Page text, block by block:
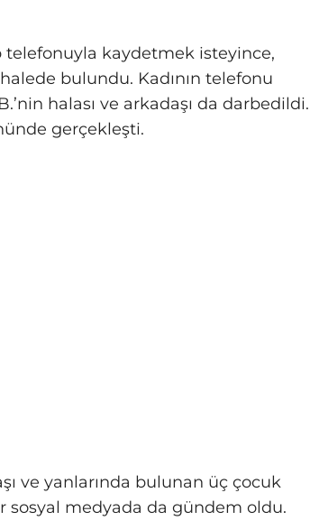
telefonuyla kaydetmek isteyince,
bulundu. Kadının telefonu
halası ve arkadaşı da darbedildi.
gerçekleşti.
ve yanlarında bulunan üç çocuk
sosyal medyada da gündem oldu.